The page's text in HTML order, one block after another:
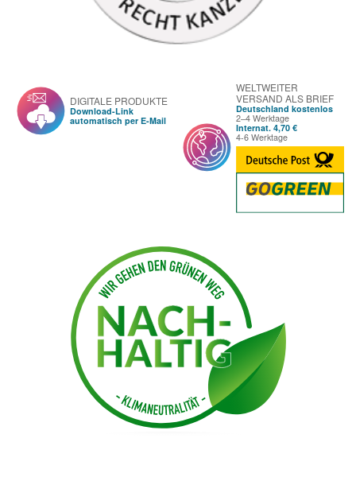
DIGITALE PRODUKTE
Download-Link
automatisch per E-Mail
WELTWEITER
VERSAND ALS BRIEF
Deutschland kostenlos
2–4 Werktage
Internat. 4,70 €
4-6 Werktage